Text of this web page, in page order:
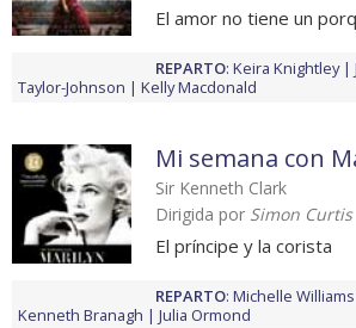
El amor no tiene un
REPARTO: Keira Knightley
Taylor-Johnson
Kelly Macdonald
Mi semana con
Sir Kenneth Clark
Dirigida por Simon Curtis
El príncipe y la corista
REPARTO: Michelle Williams
Kenneth Branagh
Julia Ormond